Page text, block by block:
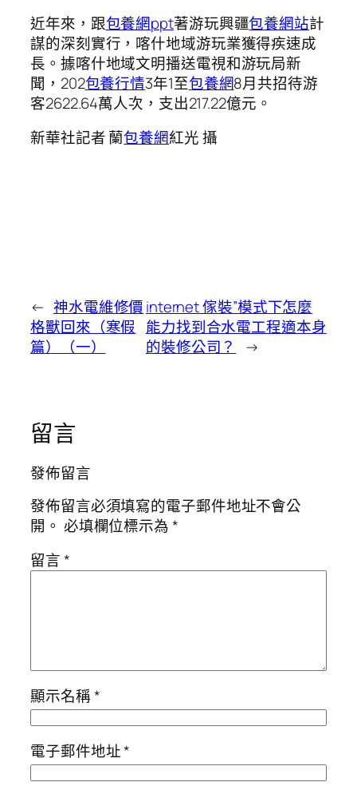
近年來，跟包養網ppt著游玩興疆包養網站計
謀的深刻實行，喀什地域游玩業獲得疾速成
長。據喀什地域文明播送電視和游玩局新
聞，202包養行情3年1至包養網8月共招待游
客2622.64萬人次，支出217.22億元。
新華社記者 蘭包養網紅光 攝
← 神水電維修價
格獸回來（寒假
篇）（一）
internet 傢裝”模式下怎麼
能力找到合水電工程適本身
的裝修公司？
→
留言
發佈留言
發佈留言必須填寫的電子郵件地址不會公
開。 必填欄位標示為*
留言*
顯示名稱*
電子郵件地址*